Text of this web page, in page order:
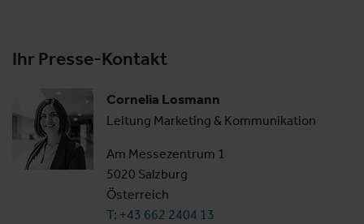
Ihr Presse-Kontakt
Cornelia Losmann
Leitung Marketing & Kommunikation
Am Messezentrum 1
5020 Salzburg
Österreich
T: +43 662 2404 13